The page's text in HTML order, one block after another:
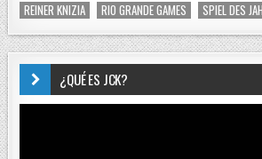
REINER KNIZIA
RIO GRANDE GAMES SPIEL DES
¿QUÉ ES JCK?